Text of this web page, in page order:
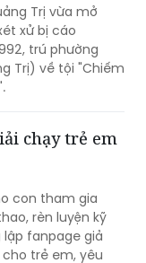
Trị vừa mở
xử bị cáo
trú phường
Trị) về tội "Chiếm
chạy trẻ em
con tham gia
rèn luyện kỹ
fanpage giả
trẻ em, yêu